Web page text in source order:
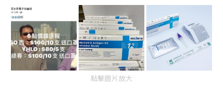
點擊圖片放大